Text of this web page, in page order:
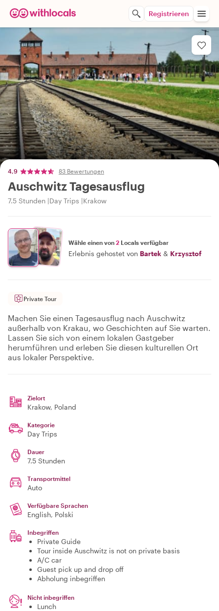
Registrieren
4,9 83 Bewertungen
Auschwitz Tagesausflug
7.5 Stunden Day Trips Krakow
Wähle einen von 2 Locals verfügbar
Erlebnis gehostet von Bartek & Krzysztof
Private Tour
Machen Sie einen Tagesausflug nach Auschwitz
außerhalb von Krakau, wo Geschichten auf Sie warten.
Lassen Sie sich von einem lokalen Gastgeber
herumführen und erleben Sie diesen kulturellen Ort
aus lokaler Perspektive.
Zielort
Krakow, Poland
Kategorie
Day Trips
Dauer
7.5 Stunden
Transportmittel
Auto
Verfügbare Sprachen
English, Polski
Inbegriffen
Private Guide
Tour inside Auschwitz is not on private basis
A/C car
Guest pick up and drop off
Abholung inbegriffen
Nicht inbegriffen
Lunch